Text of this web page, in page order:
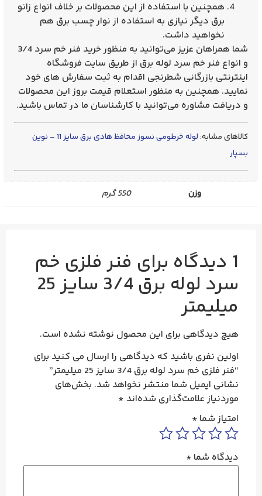
همچنین با استفاده از این محصولات بر خلاف انواع زانو
برق دیگر نیازی به استفاده از نوار چسب برق هم
نخواهید داشت.
شما همراهان عزیز می‌توانید به منظور خرید فنر خم سرد 3/4
و انواع فنر خم سرد لوله برق از طریق سایت فروشگاه
اینترنتی بازرگانی شطرنجی اقدام به ثبت سفارش های خود
نمایید. همچنین به منظور استعلام قیمت بروز این محصولات
و دریافت مشاوره می‌توانید با کارشناسان ما در تماس باشید.
کالاهای مشابه:
لوله خرطومی نسوز محافظ هادی برق سایز 11 – نوین
بسپار
وزن 550 گرم
1 دیدگاه برای فنر فلزی خم
سرد لوله برق 3/4 سایز 25
میلیمتر
هیچ دیدگاهی برای این محصول نوشته نشده است.
اولین نفری باشید که دیدگاهی را ارسال می کنید برای
“فنر فلزی خم سرد لوله برق 3/4 سایز 25 میلیمتر”
نشانی ایمیل شما منتشر نخواهد شد. بخش‌های
موردنیاز علامت‌گذاری شده‌اند *
امتیاز شما *
دیدگاه شما *